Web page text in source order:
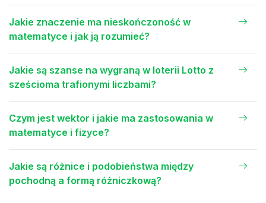
Jakie znaczenie ma nieskończoność w
matematyce i jak ją rozumieć?
Jakie są szanse na wygraną w loterii Lotto z
sześcioma trafionymi liczbami?
Czym jest wektor i jakie ma zastosowania w
matematyce i fizyce?
Jakie są różnice i podobieństwa między
pochodną a formą różniczkową?